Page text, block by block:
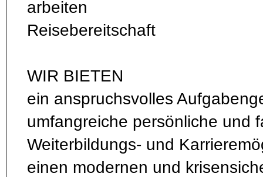
arbeiten
Reisebereitschaft
WIR BIETEN
ein anspruchsvolles
umfangreiche persönliche und
Weiterbildungs- und
einen modernen und